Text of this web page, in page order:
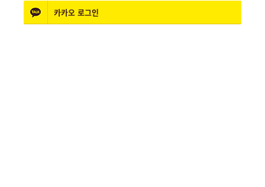
카카오 로그인